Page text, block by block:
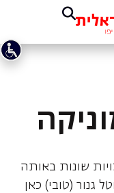
שונות באותה
גנור (טובי) כאן